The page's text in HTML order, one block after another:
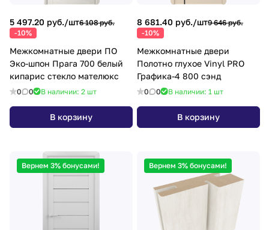
5 497.20 руб./шт6 108 руб.
-10%
Межкомнатные двери ПО
Эко-шпон Прага 700 белый
кипарис стекло мателюкс
0 0 В наличии: 2 шт
В корзину
8 681.40 руб./шт9 646 руб.
-10%
Межкомнатные двери
Полотно глухое Vinyl PRO
Графика-4 800 сэнд
0 0 В наличии: 1 шт
В корзину
Вернем 3% бонусами! Вернем 3% бонусами!